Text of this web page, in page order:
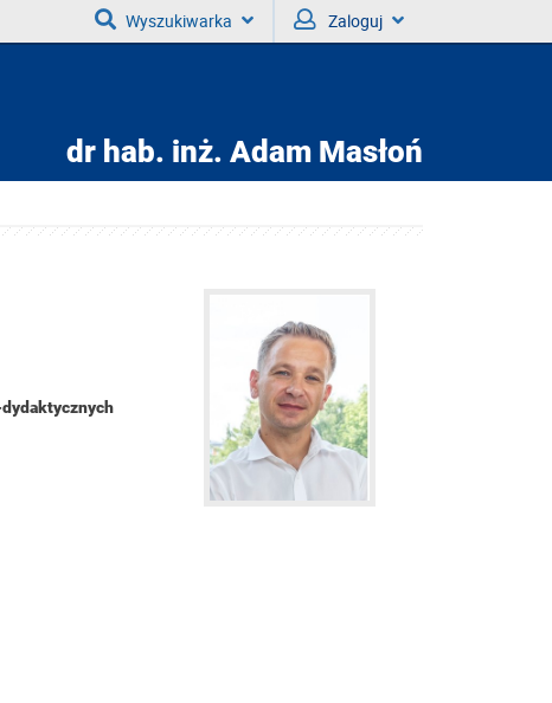
Wyszukiwarka Zaloguj
dr hab. inż. Adam Masłoń